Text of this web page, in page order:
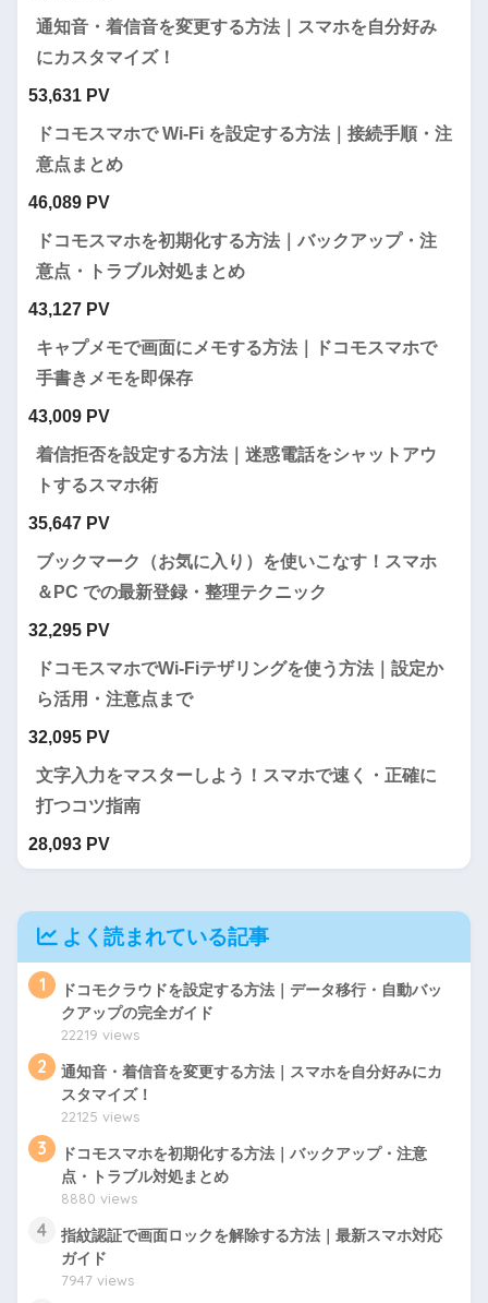
通知音・着信音を変更する方法｜スマホを自分好み
にカスタマイズ！
53,631 PV
ドコモスマホで Wi-Fi を設定する方法｜接続手順・注
意点まとめ
46,089 PV
ドコモスマホを初期化する方法｜バックアップ・注
意点・トラブル対処まとめ
43,127 PV
キャプメモで画面にメモする方法｜ドコモスマホで
手書きメモを即保存
43,009 PV
着信拒否を設定する方法｜迷惑電話をシャットアウ
トするスマホ術
35,647 PV
ブックマーク（お気に入り）を使いこなす！スマホ
＆PC での最新登録・整理テクニック
32,295 PV
ドコモスマホでWi-Fiテザリングを使う方法｜設定か
ら活用・注意点まで
32,095 PV
文字入力をマスターしよう！スマホで速く・正確に
打つコツ指南
28,093 PV
よく読まれている記事
1
ドコモクラウドを設定する方法｜データ移行・自動バッ
クアップの完全ガイド
22219 views
2
通知音・着信音を変更する方法｜スマホを自分好みにカ
スタマイズ！
22125 views
3
ドコモスマホを初期化する方法｜バックアップ・注意
点・トラブル対処まとめ
8880 views
4
指紋認証で画面ロックを解除する方法｜最新スマホ対応
ガイド
7947 views